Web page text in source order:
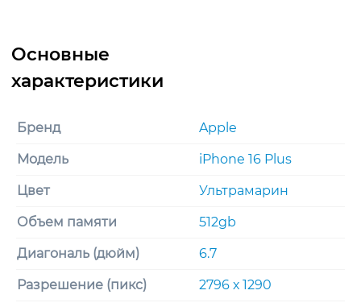
Бренд Apple
Модель iPhone 16 Plus
Цвет Ультрамарин
Объем памяти 512gb
Диагональ (дюйм) 6.7
Разрешение (пикс) 2796 х 1290